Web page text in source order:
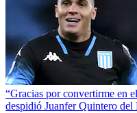
“Gracias por convertirme en
despidió Juanfer Quintero del